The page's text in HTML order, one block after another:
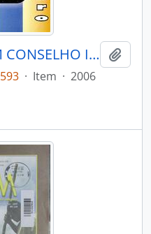
MENSAGEIRO - BELÉM CONSELHO INDIGENISTA MISSIONÁRIO - 2006 - Nº157
· Item · 2006